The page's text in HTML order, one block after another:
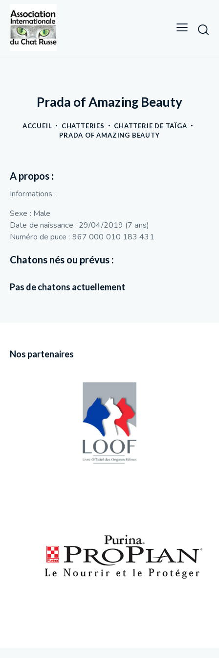
Prada of Amazing Beauty
ACCUEIL CHATTERIES
CHATTERIE DE TAÏGA
PRADA OF AMAZING BEAUTY
A propos :
Informations :
Sexe : Male
Date de naissance : 29/04/2019 (7 ans)
Numéro de puce : 967 000 010 183 431
Chatons nés ou prévus :
Pas de chatons actuellement
Nos partenaires